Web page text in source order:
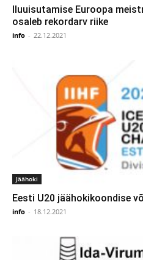
Iluuisutamise Euroopa
osaleb rekordarv riike
info - 22.12.2021
Jäähoki
Eesti U20 jäähokikoondise
info - 18.12.2021